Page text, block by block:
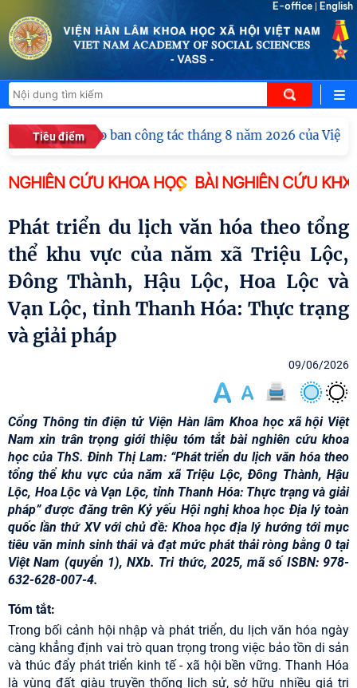
E-office English
Tiêu điểm
Hội nghị giao ban công tác tháng 8 năm 2026 của Viện
NGHIÊN CỨU KHOA HỌC BÀI NGHIÊN CỨU
Phát triển du lịch văn hóa theo tổng
thể khu vực của năm xã Triệu Lộc,
Đông Thành, Hậu Lộc, Hoa Lộc và
Vạn Lộc, tỉnh Thanh Hóa: Thực trạng
và giải pháp
09/06/2026
Cổng Thông tin điện tử Viện Hàn lâm Khoa học xã hội Việt
Nam xin trân trọng giới thiệu tóm tắt bài nghiên cứu khoa
học của ThS. Đinh Thị Lam: “Phát triển du lịch văn hóa theo
tổng thể khu vực của năm xã Triệu Lộc, Đông Thành, Hậu
Lộc, Hoa Lộc và Vạn Lộc, tỉnh Thanh Hóa: Thực trạng và giải
pháp” được đăng trên Kỷ yếu Hội nghị khoa học Địa lý toàn
quốc lần thứ XV với chủ đề: Khoa học địa lý hướng tới mục
tiêu văn minh sinh thái và đạt mức phát thải ròng bằng 0 tại
Việt Nam (quyển 1), NXb. Tri thức, 2025, mã số ISBN: 978-
632-628-007-4.
Tóm tắt:
Trong bối cảnh hội nhập và phát triển, du lịch văn hóa ngày
càng khẳng định vai trò quan trọng trong việc bảo tồn di sản
và thúc đẩy phát triển kinh tế - xã hội bền vững. Thanh Hóa
là vùng đất giàu truyền thống lịch sử, sở hữu nhiều giá trị